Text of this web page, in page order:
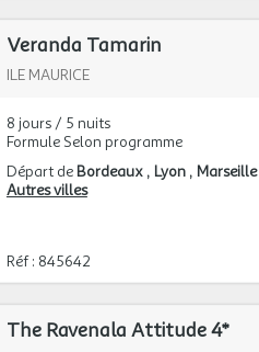
Veranda Tamarin
ILE MAURICE
8 jours / 5 nuits
Formule Selon programme
Départ de Bordeaux Lyon Marseille
Autres villes
Réf : 845642
The Ravenala Attitude 4*